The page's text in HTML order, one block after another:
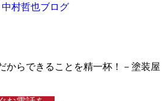
村哲也ブログ
からできることを精一杯！－塗装屋